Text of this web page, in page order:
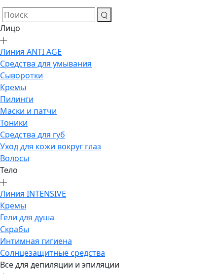
Лицо
Линия ANTI AGE
Средства для умывания
Сыворотки
Кремы
Пилинги
Маски и патчи
Тоники
Средства для губ
Уход для кожи вокруг глаз
Волосы
Тело
Линия INTENSIVE
Кремы
Гели для душа
Скрабы
Интимная гигиена
Солнцезащитные средства
Все для депиляции и эпиляции